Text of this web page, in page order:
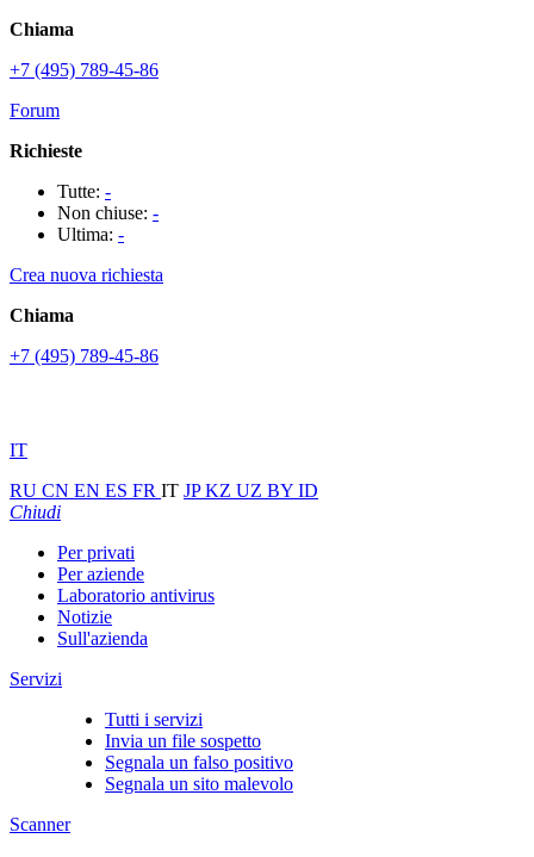
Chiama
+7 (495) 789-45-86
Forum
Richieste
Tutte: -
Non chiuse: -
Ultima: -
Crea nuova richiesta
Chiama
+7 (495) 789-45-86
IT
RU CN EN ES FR IT JPKZ UZ BY ID
Chiudi
Per privati
Per aziende
Laboratorio antivirus
Notizie
Sull'azienda
Servizi
Tutti i servizi
Invia un file sospetto
Segnala un falso positivo
Segnala un sito malevolo
Scanner